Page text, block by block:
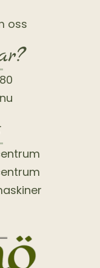
oss